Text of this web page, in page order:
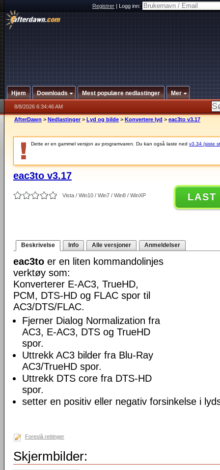
Registrer|Logg inn:
Hjem Downloads Mest populære nedlastinger Mer
8/8/2026 6:34:46 AM
AfterDawn > Nedlastinger > Lyd og bilde > Konvertere lyd > eac3to v3.17
Dette er en gammel versjon av programvaren. Du kan også laste ned v3.34 (siste
eac3to v3.17
Vista / Win10 / Win7 / Win8 / WinXP LAST
Beskrivelse Info Alle versjoner Anmeldelser
eac3to er en liten kommandolinjes
verktøy som:
Konverterer E-AC3, TrueHD,
PCM, DTS-HD og FLAC spor til
AC3/DTS/FLAC.
Fjerner Dialog Normalization fra
AC3, E-AC3, DTS og TrueHD
spor.
Uttrekk AC3 bilder fra Blu-Ray
AC3/TrueHD spor.
Uttrekk DTS core fra DTS-HD
spor.
setter en positiv eller negativ forsinkelse i
Foreslå rettinger
Skjermbilder: